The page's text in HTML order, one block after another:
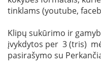
tinklams (youtube,
Klipų sukūrimo ir
įvykdytos per 3 (tris)
pasirašymo su